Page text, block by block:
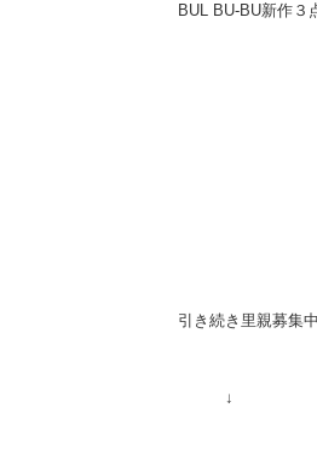
BUL BU-BU新作
引き続き里親募集中
↓